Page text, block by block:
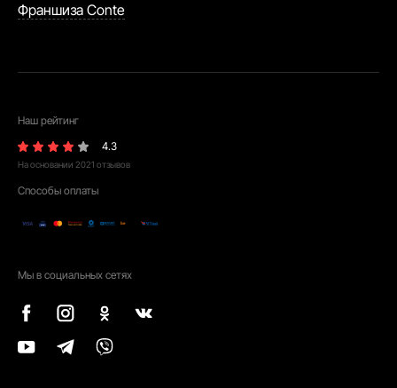
Франшиза Conte
Наш рейтинг
4.3
На основании 2021 отзывов
Способы оплаты
Мы в социальных сетях